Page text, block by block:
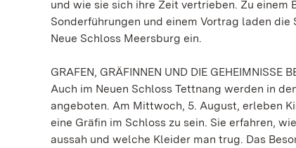
und wie sie sich ihre Zeit vertrieben. Zu
Sonderführungen und einem Vortrag laden
Neue Schloss Meersburg ein.
GRAFEN, GRÄFINNEN UND DIE GEHEIMNISSE
Auch im Neuen Schloss Tettnang werden in
angeboten. Am Mittwoch, 5. August, erleben
eine Gräfin im Schloss zu sein. Sie erfahren,
aussah und welche Kleider man trug. Das